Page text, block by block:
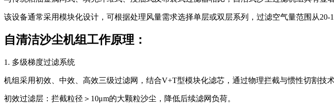
该设备通常采用模块化设计，可根据处理风量需求选择单层或双层系列，过滤空气量范围从20-
自清洁沙尘机组工作原理：
1. 多级梯度过滤系统
机组采用初效、中效、高效三级过滤网，结合V+T型模块化滤芯，通过物理拦截与惯性切割技
初效过滤层：拦截粒径＞10μm的大颗粒沙尘，降低后续滤网负荷。